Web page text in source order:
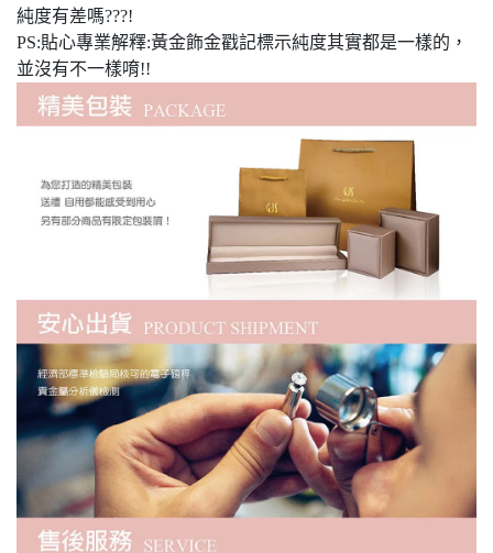
純度有差嗎???!
PS:貼心專業解釋:黃金飾金戳記標示純度其實都是一樣的，
並沒有不一樣唷!!